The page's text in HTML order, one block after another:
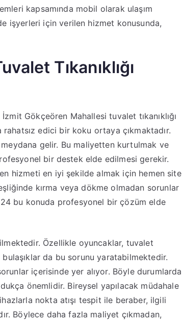
kapsamında mobil olarak ulaşım
işyerleri için verilen hizmet konusunda,
Tıkanıklığı
Gökçeören Mahallesi tuvalet tıkanıklığı
rahatsız edici bir koku ortaya çıkmaktadır.
gelir. Bu maliyetten kurtulmak ve
bir destek elde edilmesi gerekir.
hizmeti en iyi şekilde almak için hemen site
kırma veya dökme olmadan sorunlar
bu konuda profesyonel bir çözüm elde
Özellikle oyuncaklar, tuvalet
da bu sorunu yaratabilmektedir.
içerisinde yer alıyor. Böyle durumlarda
önemlidir. Bireysel yapılacak müdahale
nokta atışı tespit ile beraber, ilgili
Böylece daha fazla maliyet çıkmadan,